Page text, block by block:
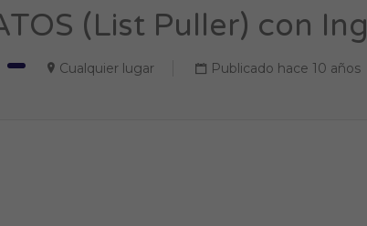
(List Puller) con
Cualquier lugar Publicado hace 10 años